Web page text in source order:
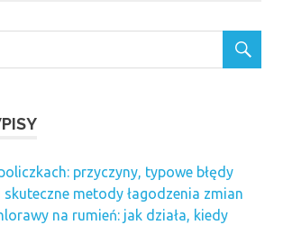
przyczyny, typowe błędy
skuteczne metody łagodzenia zmian
na rumień: jak działa, kiedy